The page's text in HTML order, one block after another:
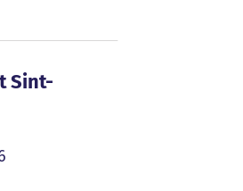
Annaveld op 29
Sint-